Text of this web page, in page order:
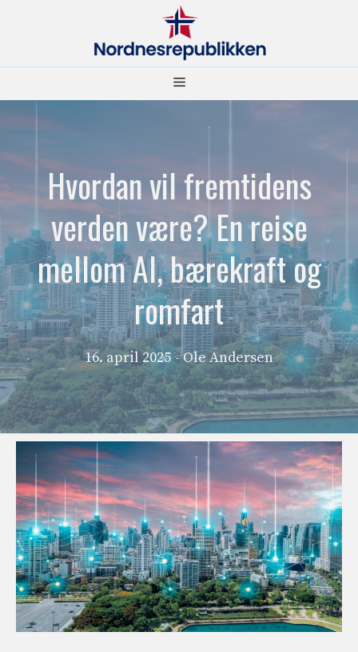
Meny
Hvordan vil fremtidens
verden være? En reise
mellom AI, bærekraft og
romfart
16. april 2025 - Ole Andersen